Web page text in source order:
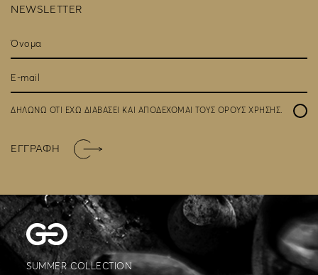
NEWSLETTER
ΔΗΛΩΝΩ ΟΤΙ ΕΧΩ ΔΙΑΒΑΣΕΙ ΚΑΙ ΑΠΟΔΕΧΟΜΑΙ ΤΟΥΣ ΟΡΟΥΣ ΧΡΗΣΗΣ.
ΕΓΓΡΑΦΗ
SUMMER COLLECTION